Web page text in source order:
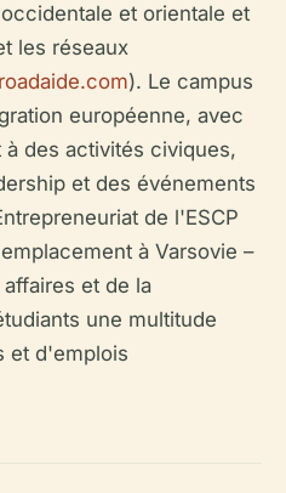
et orientale et
les réseaux
). Le campus
européenne, avec
des activités civiques,
et des événements
de l'ESCP
à Varsovie –
et de la
une multitude
et d'emplois